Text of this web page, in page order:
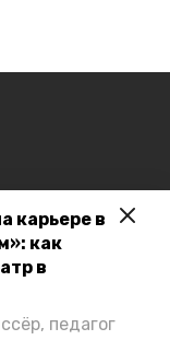
карьере в
как
в
педагог
агентство